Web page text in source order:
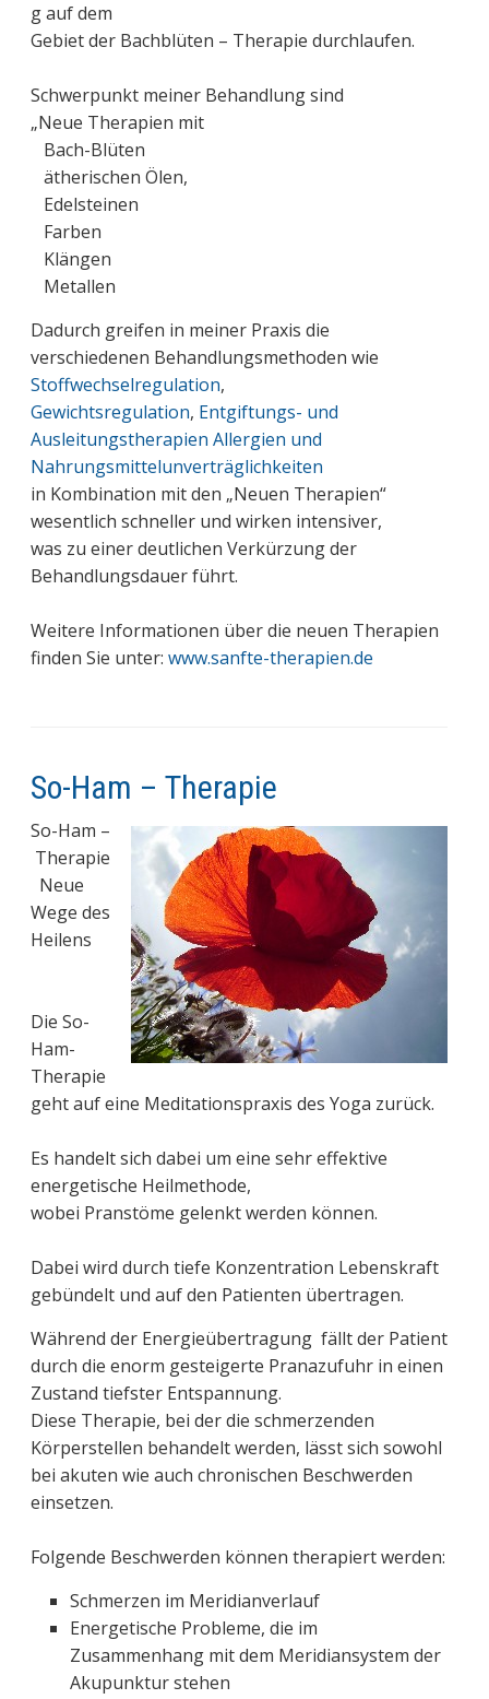
g auf dem
Gebiet der Bachblüten – Therapie durchlaufen.
Schwerpunkt meiner Behandlung sind
„Neue Therapien mit
Bach-Blüten
ätherischen Ölen,
Edelsteinen
Farben
Klängen
Metallen
Dadurch greifen in meiner Praxis die
verschiedenen Behandlungsmethoden wie
Stoffwechselregulation,
Gewichtsregulation, Entgiftungs- und
Ausleitungstherapien Allergien und
Nahrungsmittelunverträglichkeiten
in Kombination mit den „Neuen Therapien“
wesentlich schneller und wirken intensiver,
was zu einer deutlichen Verkürzung der
Behandlungsdauer führt.
Weitere Informationen über die neuen Therapien
finden Sie unter: www.sanfte-therapien.de
So-Ham – Therapie
So-Ham –
Therapie
Neue
Wege des
Heilens
Die So-
Ham-
Therapie
geht auf eine Meditationspraxis des Yoga zurück.
Es handelt sich dabei um eine sehr effektive
energetische Heilmethode,
wobei Pranstöme gelenkt werden können.
Dabei wird durch tiefe Konzentration Lebenskraft
gebündelt und auf den Patienten übertragen.
Während der Energieübertragung fällt der Patient
durch die enorm gesteigerte Pranazufuhr in einen
Zustand tiefster Entspannung.
Diese Therapie, bei der die schmerzenden
Körperstellen behandelt werden, lässt sich sowohl
bei akuten wie auch chronischen Beschwerden
einsetzen.
Folgende Beschwerden können therapiert werden:
Schmerzen im Meridianverlauf
Energetische Probleme, die im
Zusammenhang mit dem Meridiansystem der
Akupunktur stehen